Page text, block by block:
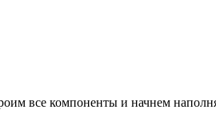
все компоненты и начнем